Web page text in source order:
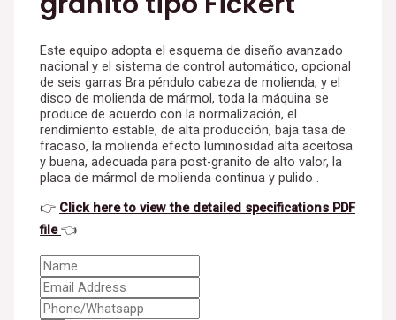
Este equipo adopta el esquema de diseño avanzado
nacional y el sistema de control automático, opcional
de seis garras Bra péndulo cabeza de molienda, y el
disco de molienda de mármol, toda la máquina se
produce de acuerdo con la normalización, el
rendimiento estable, de alta producción, baja tasa de
fracaso, la molienda efecto luminosidad alta aceitosa
y buena, adecuada para post-granito de alto valor, la
placa de mármol de molienda continua y pulido .
👉 Click here to view the detailed specifications PDF
file👈